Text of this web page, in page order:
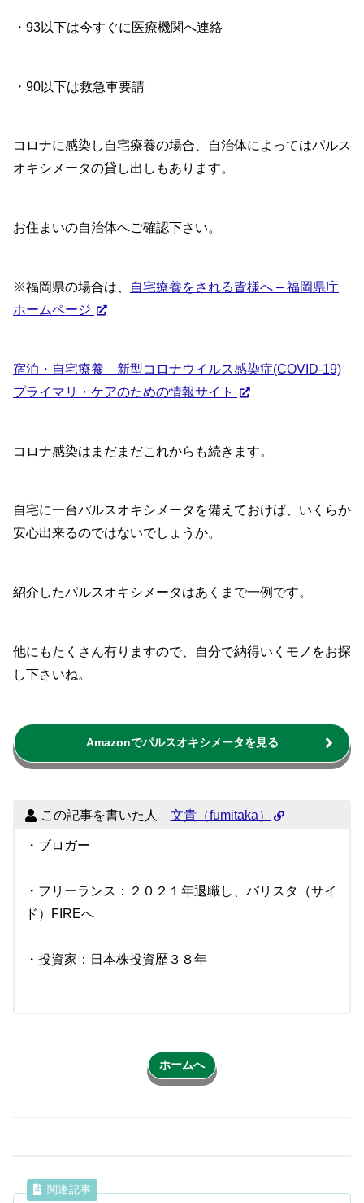
・93以下は今すぐに医療機関へ連絡
・90以下は救急車要請
コロナに感染し自宅療養の場合、自治体によってはパルス
オキシメータの貸し出しもあります。
お住まいの自治体へご確認下さい。
※福岡県の場合は、
自宅療養をされる皆様へ – 福岡県庁
ホームページ
宿泊・自宅療養 新型コロナウイルス感染症(COVID-19)
プライマリ・ケアのための情報サイト
コロナ感染はまだまだこれからも続きます。
自宅に一台パルスオキシメータを備えておけば、いくらか
安心出来るのではないでしょうか。
紹介したパルスオキシメータはあくまで一例です。
他にもたくさん有りますので、自分で納得いくモノをお探
し下さいね。
Amazonでパルスオキシメータを見る
この記事を書いた人 文貴（fumitaka）
・ブロガー
・フリーランス：２０２１年退職し、バリスタ（サイ
ド）FIREへ
・投資家：日本株投資歴３８年
ホームへ